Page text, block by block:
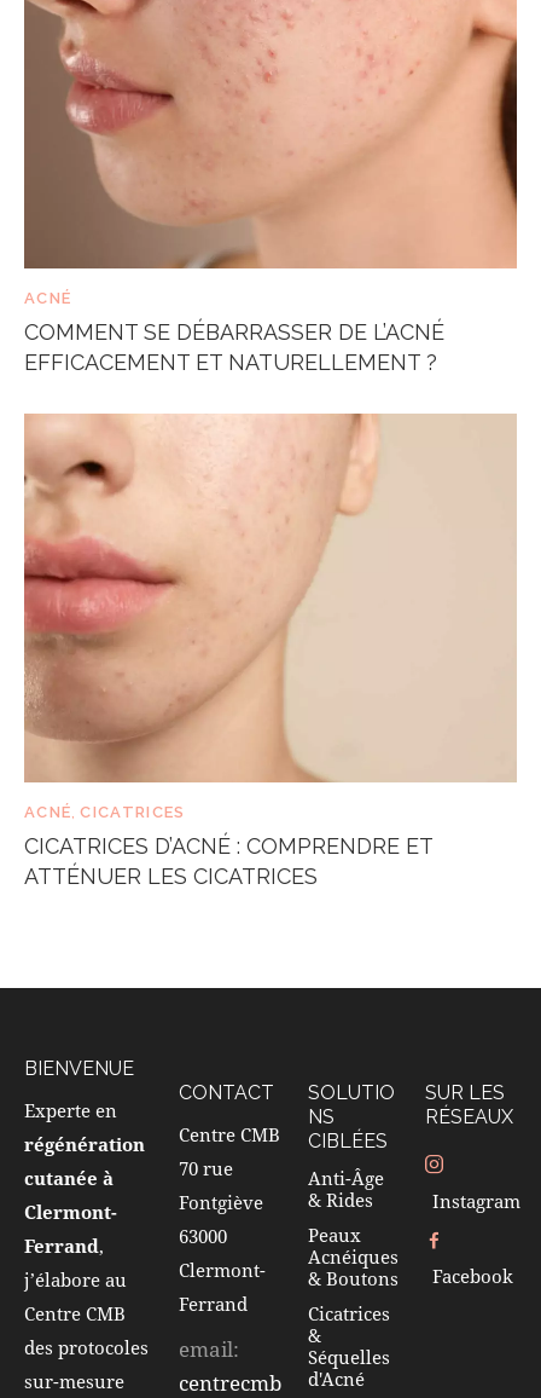
ACNÉ
COMMENT SE DÉBARRASSER DE L’ACNÉ
EFFICACEMENT ET NATURELLEMENT ?
ACNÉ ,CICATRICES
CICATRICES D’ACNÉ : COMPRENDRE ET
ATTÉNUER LES CICATRICES
BIENVENUE
Experte en
régénération
cutanée à
Clermont-
Ferrand,
j’élabore au
Centre CMB
des protocoles
sur-mesure
CONTACT
Centre CMB
70 rue
Fontgiève
63000
Clermont-
Ferrand
email:
centrecmb
SOLUTIO
NS
CIBLÉES
Anti-Âge
& Rides
Peaux
Acnéiques
& Boutons
Cicatrices
&
Séquelles
d'Acné
SUR LES
RÉSEAUX
Instagram
Facebook